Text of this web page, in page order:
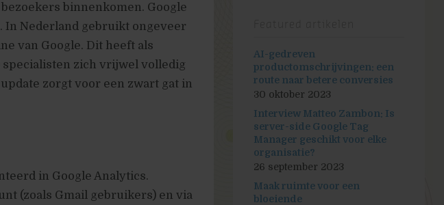
binnenkomen. Google
Nederland gebruikt ongeveer
van Google. Dit heeft als
specialisten zich vrijwel volledig
zorgt voor een zwart gat in
in Google Analytics.
(zoals Gmail gebruikers) en via
AI-gedreven
productomschrijvingen: een
route naar betere conversies
30 oktober 2023
Interview Matteo Zambon: Is
server-side Google Tag
Manager geschikt voor elke
organisatie?
26 september 2023
Maak ruimte voor een
bloeiende